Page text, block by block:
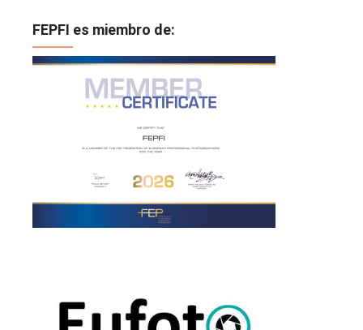
FEPFI es miembro de: